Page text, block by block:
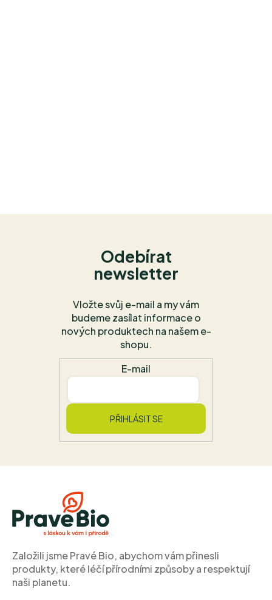
Odebírat
newsletter
Vložte svůj e-mail a my vám
budeme zasílat informace o
nových produktech na našem e-
shopu.
E-mail
PŘIHLÁSIT SE
Založili jsme Pravé Bio, abychom vám přinesli
produkty, které léčí přírodními způsoby a respektují
naši planetu.